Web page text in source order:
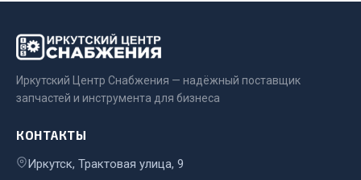
Автомобильная электрика
Автолампы
Блоки реле и предохранителей
Вилки нагрузочные
Выключатели кнопочные
Иркутский Центр Снабжения — надёжный поставщик
запчастей и инструмента для бизнеса
КОНТАКТЫ
Иркутск, Трактовая улица, 9